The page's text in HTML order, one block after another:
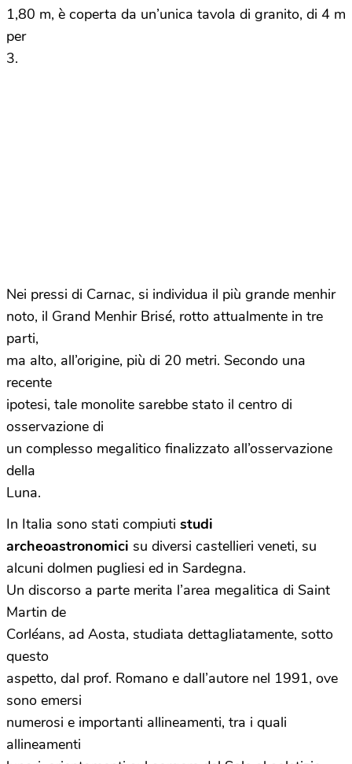
1,80 m, è coperta da un’unica tavola di granito, di 4 m
per
3.
Nei pressi di Carnac, si individua il più grande menhir
noto, il Grand Menhir Brisé, rotto attualmente in tre
parti,
ma alto, all’origine, più di 20 metri. Secondo una
recente
ipotesi, tale monolite sarebbe stato il centro di
osservazione di
un complesso megalitico finalizzato all’osservazione
della
Luna.
In Italia sono stati compiuti studi
archeoastronomici su diversi castellieri veneti, su
alcuni dolmen pugliesi ed in Sardegna.
Un discorso a parte merita l’area megalitica di Saint
Martin de
Corléans, ad Aosta, studiata dettagliatamente, sotto
questo
aspetto, dal prof. Romano e dall’autore nel 1991, ove
sono emersi
numerosi e importanti allineamenti, tra i quali
allineamenti